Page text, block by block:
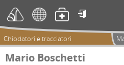

Chiodatori e tracciatori
Mario Boschetti